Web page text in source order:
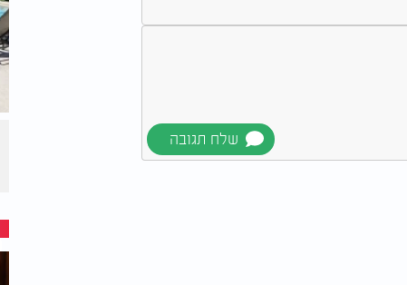
האם מותר לתפור
בשלושת השבועות?